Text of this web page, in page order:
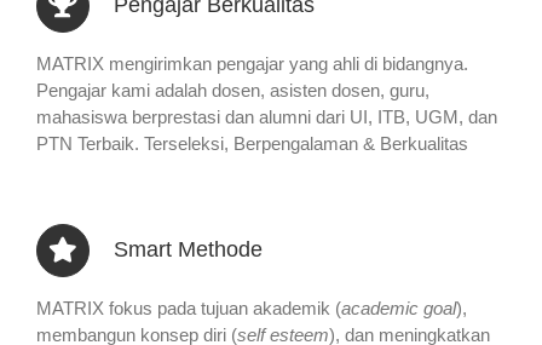
Pengajar Berkualitas
MATRIX mengirimkan pengajar yang ahli di bidangnya.
Pengajar kami adalah dosen, asisten dosen, guru,
mahasiswa berprestasi dan alumni dari UI, ITB, UGM, dan
PTN Terbaik. Terseleksi, Berpengalaman & Berkualitas
Smart Methode
MATRIX fokus pada tujuan akademik (academic goal),
membangun konsep diri (self esteem), dan meningkatkan